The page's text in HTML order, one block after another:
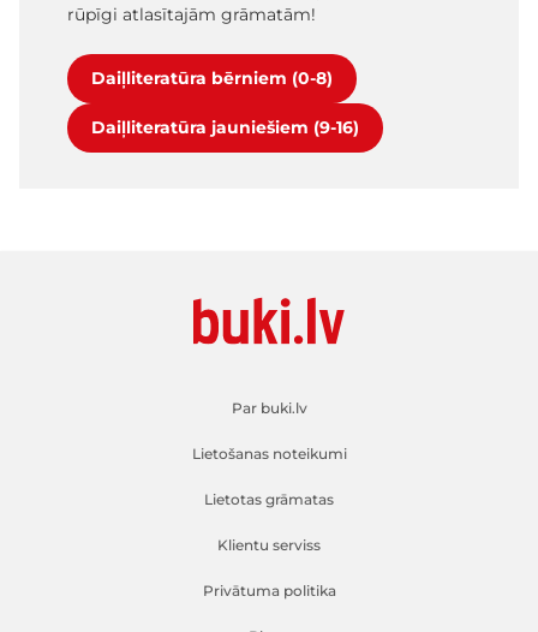
rūpīgi atlasītajām grāmatām!
Daiļliteratūra bērniem (0-8)
Daiļliteratūra jauniešiem (9-16)
Par buki.lv
Lietošanas noteikumi
Lietotas grāmatas
Klientu serviss
Privātuma politika